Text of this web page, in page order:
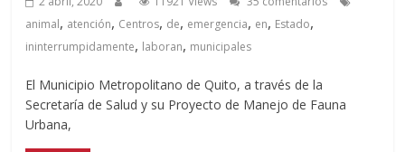
animal, atención, Centros, de, emergencia, en, Estado,
ininterrumpidamente, laboran, municipales
El Municipio Metropolitano de Quito, a través de la
Secretaría de Salud y su Proyecto de Manejo de Fauna
Urbana,